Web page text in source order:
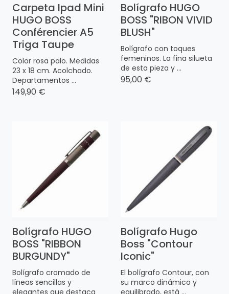
Carpeta Ipad Mini
HUGO BOSS
Conférencier A5
Triga Taupe
Color rosa palo. Medidas
23 x 18 cm. Acolchado.
Departamentos ...
149,90 €
Bolígrafo HUGO
BOSS "RIBON VIVID
BLUSH"
Bolígrafo con toques
femeninos. La fina silueta
de esta pieza y ...
95,00 €
Bolígrafo HUGO
BOSS "RIBBON
BURGUNDY"
Bolígrafo cromado de
líneas sencillas y
Bolígrafo Hugo
Boss "Contour
Iconic"
El bolígrafo Contour, con
su marco dinámico y